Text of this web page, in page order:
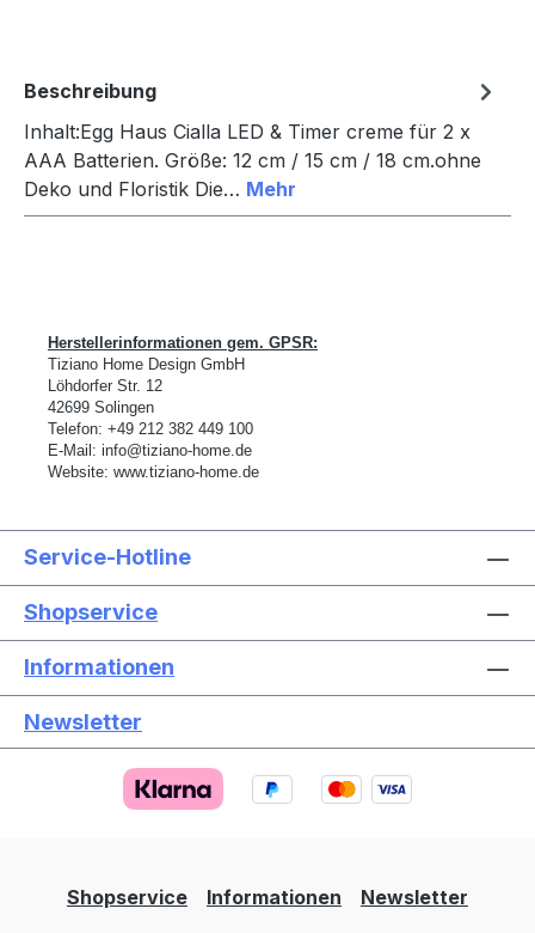
Beschreibung
Inhalt:Egg Haus Cialla LED & Timer creme für 2 x
AAA Batterien. Größe: 12 cm / 15 cm / 18 cm.ohne
Deko und Floristik Die… Mehr
Herstellerinformationen gem. GPSR:
Tiziano Home Design GmbH
öhdorfer Str. 12
42699 Solingen
Telefon: +49 212 382 449 100
E-Mail: info@tiziano-home.de
Website: www.tiziano-home.de
Service-Hotline
Shopservice
Informationen
Newsletter
Shopservice Informationen Newsletter
Text vergrößern
Farben invertieren Monochrom